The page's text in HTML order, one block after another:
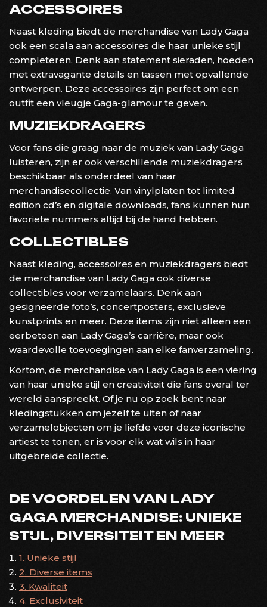
ACCESSOIRES
Naast kleding biedt de merchandise van Lady Gaga
ook een scala aan accessoires die haar unieke stijl
completeren. Denk aan statement sieraden, hoeden
met extravagante details en tassen met opvallende
ontwerpen. Deze accessoires zijn perfect om een
outfit een vleugje Gaga-glamour te geven.
MUZIEKDRAGERS
Voor fans die graag naar de muziek van Lady Gaga
luisteren, zijn er ook verschillende muziekdragers
beschikbaar als onderdeel van haar
merchandisecollectie. Van vinylplaten tot limited
edition cd’s en digitale downloads, fans kunnen hun
favoriete nummers altijd bij de hand hebben.
COLLECTIBLES
Naast kleding, accessoires en muziekdragers biedt
de merchandise van Lady Gaga ook diverse
collectibles voor verzamelaars. Denk aan
gesigneerde foto’s, concertposters, exclusieve
kunstprints en meer. Deze items zijn niet alleen een
eerbetoon aan Lady Gaga’s carrière, maar ook
waardevolle toevoegingen aan elke fanverzameling.
Kortom, de merchandise van Lady Gaga is een viering
van haar unieke stijl en creativiteit die fans overal ter
wereld aanspreekt. Of je nu op zoek bent naar
kledingstukken om jezelf te uiten of naar
verzamelobjecten om je liefde voor deze iconische
artiest te tonen, er is voor elk wat wils in haar
uitgebreide collectie.
DE VOORDELEN VAN LADY
GAGA MERCHANDISE: UNIEKE
STIJL, DIVERSITEIT EN MEER
1. Unieke stijl
2. Diverse items
3. Kwaliteit
4. Exclusiviteit